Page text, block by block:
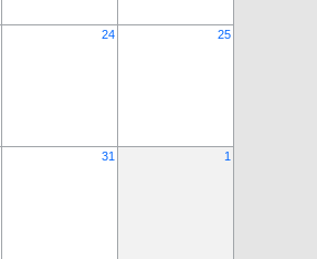
24 25
31 1